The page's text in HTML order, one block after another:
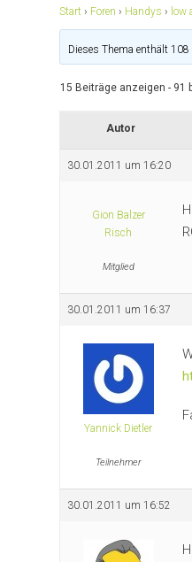
Start › Foren › Handys › low
Dieses Thema enthält
15 Beiträge anzeigen - 91
Autor
30.01.2011 um 16:20
Gion Balzer
Risch
Mitglied
30.01.2011 um 16:37
Yannick Dietler
Teilnehmer
30.01.2011 um 16:52